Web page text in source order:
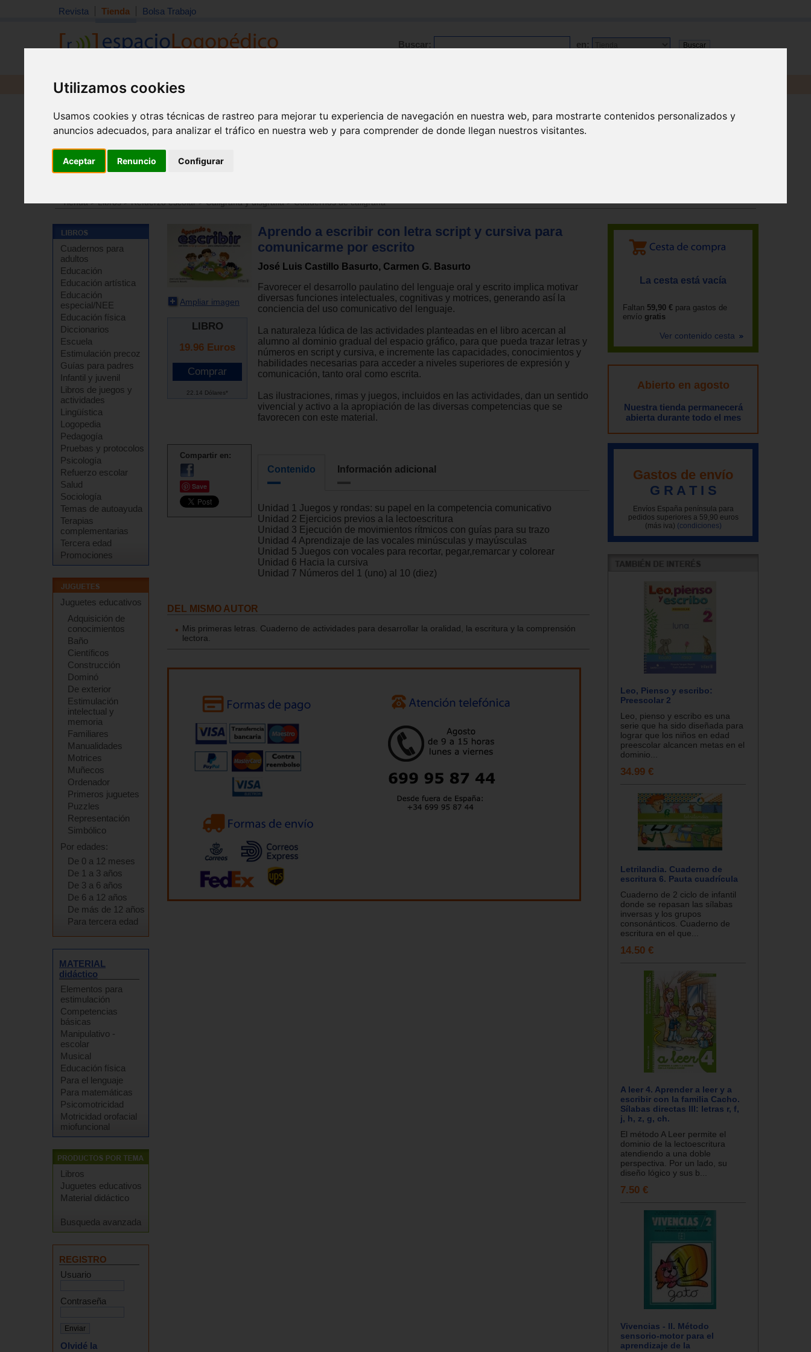
Utilizamos cookies
Usamos cookies y otras técnicas de rastreo para mejorar tu experiencia de navegación en nuestra web, para mostrarte contenidos personalizados y
anuncios adecuados, para analizar el tráfico en nuestra web y para comprender de donde llegan nuestros visitantes.
Aceptar Renuncio Configurar
Revista Tienda Bolsa Trabajo
Buscar: en:
Revista Libros Material
Tienda>Libros>Refuerzo escolar>Caligrafía y disgrafia>Cuadernos de caligrafía
Cuadernos para
adultos
Educación
Educación artística
Educación
especial/NEE
Educación física
Diccionarios
Escuela
Estimulación precoz
Guías para padres
Infantil y juvenil
Libros de juegos y
actividades
Lingüística
Logopedia
Pedagogía
Pruebas y protocolos
Psicología
Refuerzo escolar
Salud
Sociología
Temas de autoayuda
Terapias
complementarias
Tercera edad
Promociones
Juguetes educativos
Adquisición de
conocimientos
Baño
Científicos
Construcción
Dominó
De exterior
Estimulación
intelectual y
memoria
Familiares
Manualidades
Motrices
Muñecos
Ordenador
Primeros juguetes
Puzzles
Representación
Simbólico
Por edades:
De 0 a 12 meses
De 1 a 3 años
De 3 a 6 años
De 6 a 12 años
De más de 12 años
Para tercera edad
MATERIAL
didáctico
Elementos para
estimulación
Competencias
básicas
Manipulativo -
escolar
Musical
Educación física
Para el lenguaje
Para matemáticas
Psicomotricidad
Motricidad orofacial
miofuncional
Libros
Juguetes educativos
Material didáctico
Busqueda avanzada
REGISTRO
Usuario
Contraseña
Olvidé la
Ampliar imagen
LIBRO
19.96 Euros
22.14 Dólares*
Compartir en:
Save
Aprendo a escribir con letra script y cursiva para
comunicarme por escrito
José Luis Castillo Basurto, Carmen G. Basurto
Favorecer el desarrollo paulatino del lenguaje oral y escrito implica motivar
diversas funciones intelectuales, cognitivas y motrices, generando así la
conciencia del uso comunicativo del lenguaje.
La naturaleza lúdica de las actividades planteadas en el libro acercan al
alumno al dominio gradual del espacio gráfico, para que pueda trazar letras y
números en script y cursiva, e incremente las capacidades, conocimientos y
habilidades necesarias para acceder a niveles superiores de expresión y
comunicación, tanto oral como escrita.
Las ilustraciones, rimas y juegos, incluidos en las actividades, dan un sentido
vivencial y activo a la apropiación de las diversas competencias que se
favorecen con este material.
Contenido Información adicional
Unidad 1 Juegos y rondas: su papel en la competencia comunicativo
Unidad 2 Ejercicios previos a la lectoescritura
Unidad 3 Ejecución de movimientos rítmicos con guías para su trazo
Unidad 4 Aprendizaje de las vocales minúsculas y mayúsculas
Unidad 5 Juegos con vocales para recortar, pegar,remarcar y colorear
Unidad 6 Hacia la cursiva
Unidad 7 Números del 1 (uno) al 10 (diez)
DEL MISMO AUTOR
Mis primeras letras. Cuaderno de actividades para desarrollar la oralidad, la escritura y la comprensión
lectora.
La cesta está vacía
Faltan 59,90 € para gastos de
envío gratis
Ver contenido cesta
Abierto en agosto
Nuestra tienda permanecerá
abierta durante todo el mes
Gastos de envío
G R A T I S
Envíos España península para
pedidos superiores a 59,90 euros
(más iva) (condiciones)
Leo, Pienso y escribo:
Preescolar 2
Leo, pienso y escribo es una
serie que ha sido diseñada para
lograr que los niños en edad
preescolar alcancen metas en el
dominio...
34.99 €
Letrilandia. Cuaderno de
escritura 6. Pauta cuadrícula
Cuaderno de 2 ciclo de infantil
donde se repasan las sílabas
inversas y los grupos
consonánticos. Cuaderno de
escritura en el que...
14.50 €
A leer 4. Aprender a leer y a
escribir con la familia Cacho.
Sílabas directas III: letras r, f,
j, h, z, g, ch.
El método A Leer permite el
dominio de la lectoescritura
atendiendo a una doble
perspectiva. Por un lado, su
diseño lógico y sus b...
7.50 €
Vivencias - II. Método
sensorio-motor para el
aprendizaje de la